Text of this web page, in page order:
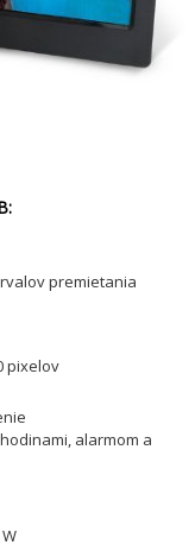
premietania
pixelov
alarmom a